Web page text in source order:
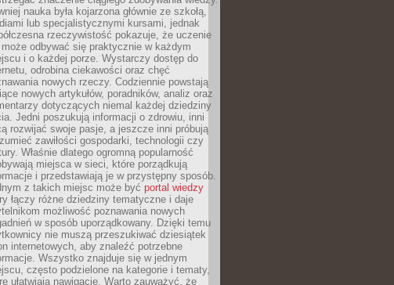
nauka była kojarzona głównie ze szkołą,
lub specjalistycznymi kursami, jednak
rzeczywistość pokazuje, że uczenie
odbywać się praktycznie w każdym
i o każdej porze. Wystarczy dostęp do
odrobina ciekawości oraz chęć
nowych rzeczy. Codziennie powstają
nowych artykułów, poradników, analiz oraz
dotyczących niemal każdej dziedziny
Jedni poszukują informacji o zdrowiu, inni
rozwijać swoje pasje, a jeszcze inni próbują
zawiłości gospodarki, technologii czy
Właśnie dlatego ogromną popularność
miejsca w sieci, które porządkują
i przedstawiają je w przystępny sposób.
z takich miejsc może być portal wiedzy
łączy różne dziedziny tematyczne i daje
możliwość poznawania nowych
w sposób uporządkowany. Dzięki temu
nie muszą przeszukiwać dziesiątek
internetowych, aby znaleźć potrzebne
Wszystko znajduje się w jednym
często podzielone na kategorie i tematy,
ułatwiają nawigację. Warto zauważyć, że